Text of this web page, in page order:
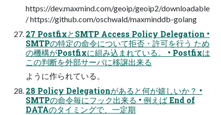
https://dev.maxmind.com/geoip/geoip2/downloadable
/ https://github.com/oschwald/maxminddb-golang
27 PostfixとSMTP Access Policy Delegation •
SMTPの特定の命令について拒否・許可を行う ため
の機構がPostfixに組み込まれている。 • Postfixは
この判断を外部サーバに移譲出来る
ように作られている。
28 Policy Delegationがあると何が嬉しいか？ •
SMTPの命令毎にフック出来る • 例えば End of
DATAのタイミングで、一定期